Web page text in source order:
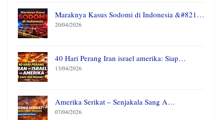
Maraknya Kasus Sodomi di Indonesia &#821…
20/04/2026
40 Hari Perang Iran israel amerika: Siap…
13/04/2026
Amerika Serikat – Senjakala Sang A…
07/04/2026